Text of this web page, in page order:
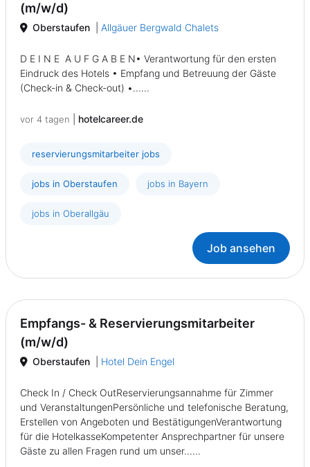
(m/w/d)
Oberstaufen Allgäuer Bergwald Chalets
D E I N E A U F G A B E N• Verantwortung für den ersten
Eindruck des Hotels • Empfang und Betreuung der Gäste
(Check-in & Check-out) •......
vor 4 tagen hotelcareer.de
reservierungsmitarbeiter jobs
jobs in Oberstaufen jobs in Bayern
jobs in Oberallgäu
Job ansehen
Empfangs- & Reservierungsmitarbeiter
(m/w/d)
Oberstaufen Hotel Dein Engel
Check In / Check OutReservierungsannahme für Zimmer
und VeranstaltungenPersönliche und telefonische Beratung,
Erstellen von Angeboten und BestätigungenVerantwortung
für die HotelkasseKompetenter Ansprechpartner für unsere
Gäste zu allen Fragen rund um unser......